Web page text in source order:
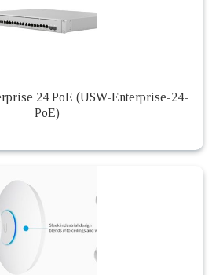
24 PoE (USW-Enterprise-24-
PoE)